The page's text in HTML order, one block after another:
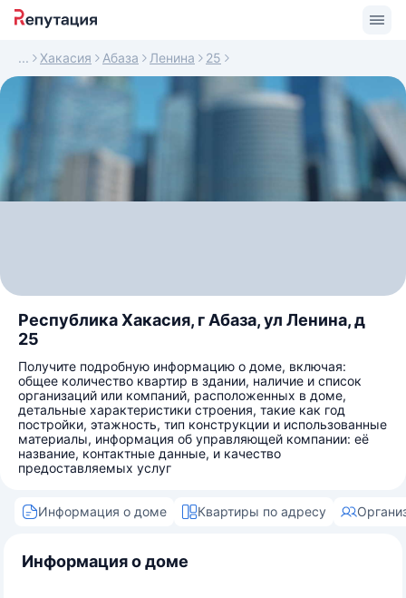
Хакасия Абаза Ленина 25
Республика Хакасия, г Абаза, ул Ленина, д
25
Получите подробную информацию о доме, включая:
общее количество квартир в здании, наличие и список
организаций или компаний, расположенных в доме,
детальные характеристики строения, такие как год
постройки, этажность, тип конструкции и использованные
материалы, информация об управляющей компании: её
название, контактные данные, и качество
предоставляемых услуг
Информация о доме Квартиры по адресу
Информация о доме